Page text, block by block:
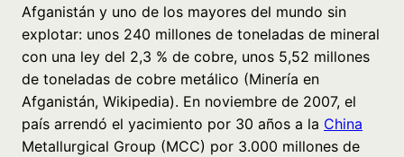
Afganistán y uno de los mayores del mundo sin
explotar: unos 240 millones de toneladas de mineral
con una ley del 2,3 % de cobre, unos 5,52 millones
de toneladas de cobre metálico (Minería en
Afganistán, Wikipedia). En noviembre de 2007, el
país arrendó el yacimiento por 30 años a la China
Metallurgical Group (MCC) por 3.000 millones de